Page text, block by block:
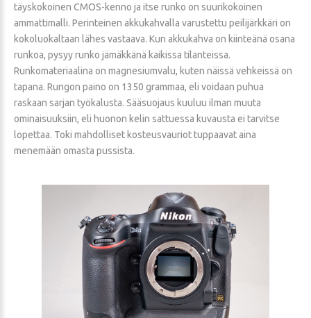
täyskokoinen CMOS-kenno ja itse runko on suurikokoinen
ammattimalli. Perinteinen akkukahvalla varustettu peilijärkkäri on
kokoluokaltaan lähes vastaava. Kun akkukahva on kiinteänä osana
runkoa, pysyy runko jämäkkänä kaikissa tilanteissa.
Runkomateriaalina on magnesiumvalu, kuten näissä vehkeissä on
tapana. Rungon paino on 1350 grammaa, eli voidaan puhua
raskaan sarjan työkalusta. Sääsuojaus kuuluu ilman muuta
ominaisuuksiin, eli huonon kelin sattuessa kuvausta ei tarvitse
lopettaa. Toki mahdolliset kosteusvauriot tuppaavat aina
menemään omasta pussista.